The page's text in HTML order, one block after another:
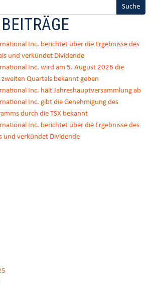
Inc. berichtet über die Ergebnisse des
und verkündet Dividende
Inc. wird am 5. August 2026 die
zweiten Quartals bekannt geben
Inc. hält Jahreshauptversammlung ab
Inc. gibt die Genehmigung des
durch die TSX bekannt
Inc. berichtet über die Ergebnisse des
und verkündet Dividende